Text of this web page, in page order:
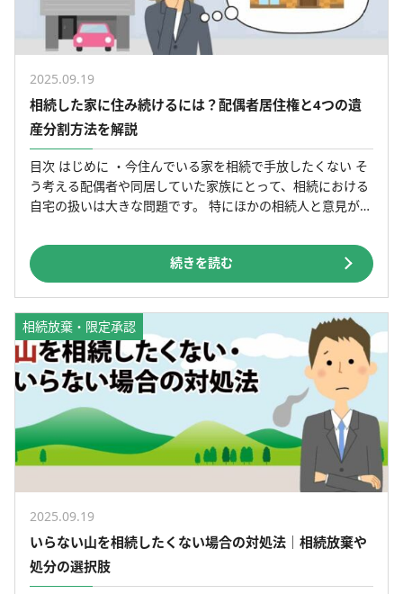
2025.09.19
相続した家に住み続けるには？配偶者居住権と4つの遺
産分割方法を解説
目次 はじめに ・今住んでいる家を相続で手放したくない そ
う考える配偶者や同居していた家族にとって、相続における
自宅の扱いは大きな問題です。 特にほかの相続人と意見が合
[…]
続きを読む
相続放棄・限定承認
2025.09.19
いらない山を相続したくない場合の対処法｜相続放棄や
処分の選択肢